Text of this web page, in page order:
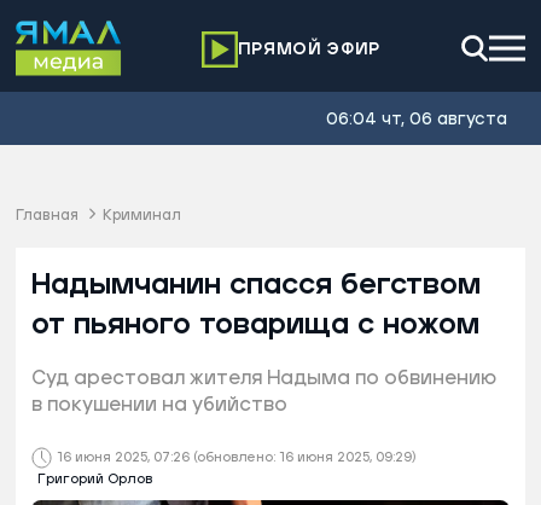
ПРЯМОЙ ЭФИР
06:04 чт, 06 августа
Главная Криминал
16 июня 2025, 07:26 (обновлено: 16 июня 2025, 09:29)
Григорий Орлов
Надымчанин спасся бегством
от пьяного товарища с ножом
Суд арестовал жителя Надыма по обвинению
в покушении на убийство